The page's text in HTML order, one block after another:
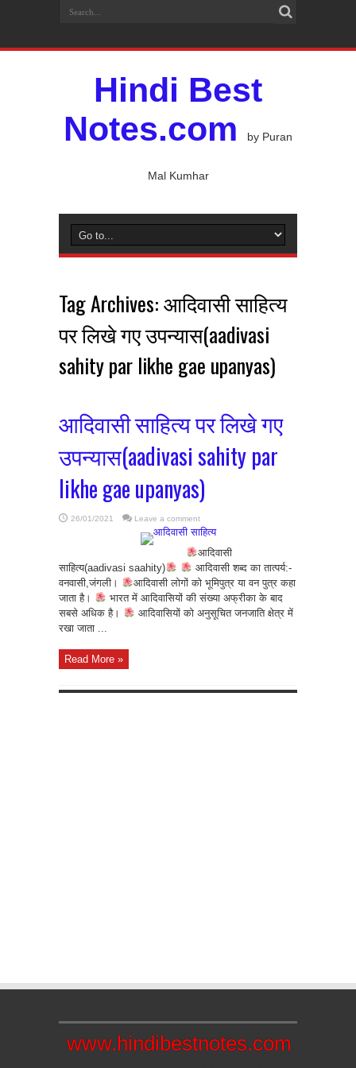
Hindi Best
Notes.com
by Puran
Mal Kumhar
Tag Archives:आदिवासी साहित्य
पर लिखे गए उपन्यास(aadivasi
sahity par likhe gae upanyas)
आदिवासी साहित्य पर लिखे गए
उपन्यास(aadivasi sahity par
likhe gae upanyas)
26/01/2021 Leave a comment
आदिवासी
साहित्य(aadivasi saahity)
आदिवासी शब्द का तात्पर्य:-
वनवासी,जंगली।
आदिवासी लोगों को भूमिपुत्र या वन पुत्र कहा
जाता है।
भारत में आदिवासियों की संख्या अफ्रीका के बाद
सबसे अधिक है।
आदिवासियों को अनुसूचित जनजाति क्षेत्र में
रखा जाता ...
Read More »
www.hindibestnotes.com